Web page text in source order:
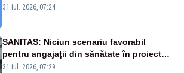
Eurofighter britanice au fost ridicate de la
31 iul. 2026, 07:24
SANITAS: Niciun scenariu favorabil
pentru angajații din sănătate în proiectul
Legii salarizării
31 iul. 2026, 07:29